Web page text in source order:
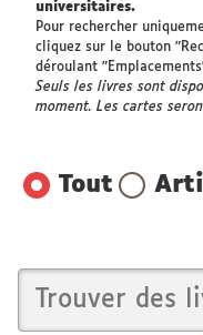
universitaires.
Pour rechercher
cliquez sur le bouton
déroulant
Seuls les livres sont
moment. Les cartes
Tout